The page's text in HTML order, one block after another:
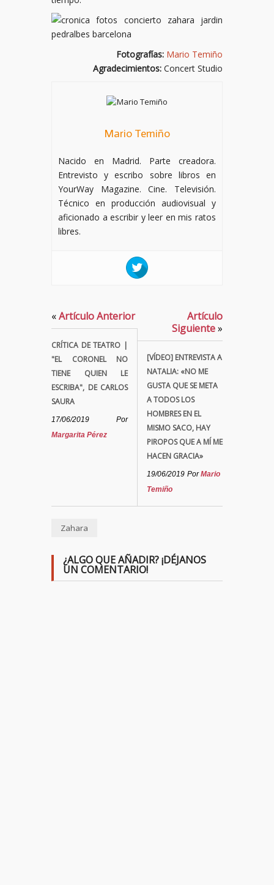
Fotografías: Mario Temiño
Agradecimientos: Concert Studio
Mario Temiño
Nacido en Madrid. Parte creadora.
Entrevisto y escribo sobre libros en
YourWay Magazine. Cine. Televisión.
Técnico en producción audiovisual y
aficionado a escribir y leer en mis ratos
libres.
«Artículo Anterior
CRÍTICA DE TEATRO |
"EL CORONEL NO
TIENE QUIEN LE
ESCRIBA", DE CARLOS
SAURA
17/06/2019
Por
Margarita Pérez
Artículo
Siguiente»
[VÍDEO] ENTREVISTA A
NATALIA: «NO ME
GUSTA QUE SE META
A TODOS LOS
HOMBRES EN EL
MISMO SACO, HAY
PIROPOS QUE A MÍ ME
HACEN GRACIA»
19/06/2019 PorMario
Temiño
Zahara
¿ALGO QUE AÑADIR? ¡DÉJANOS
UN COMENTARIO!